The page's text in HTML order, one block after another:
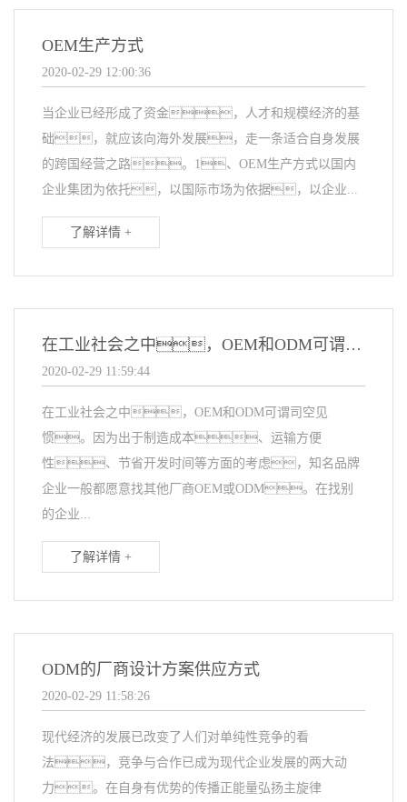
OEM生产方式
2020-02-29 12:00:36
当企业已经形成了资金，人才和规模经济的基
础，就应该向海外发展，走一条适合自身发展
的跨国经营之路。1、OEM生产方式以国内
企业集团为依托，以国际市场为依据，以企业...
了解详情 +
在工业社会之中，OEM和ODM可谓司空见惯
2020-02-29 11:59:44
在工业社会之中，OEM和ODM可谓司空见
惯。因为出于制造成本、运输方便
性、节省开发时间等方面的考虑，知名品牌
企业一般都愿意找其他厂商OEM或ODM。在找别
的企业...
了解详情 +
ODM的厂商设计方案供应方式
2020-02-29 11:58:26
现代经济的发展已改变了人们对单纯性竞争的看
法，竞争与合作已成为现代企业发展的两大动
力。在自身有优势的传播正能量弘扬主旋律